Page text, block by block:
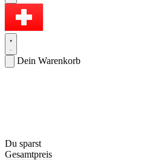
Dein Warenkorb
Du sparst
Gesamtpreis